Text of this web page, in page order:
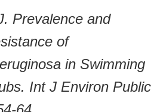
Prevalence and
of
in Swimming
Int J Environ Public